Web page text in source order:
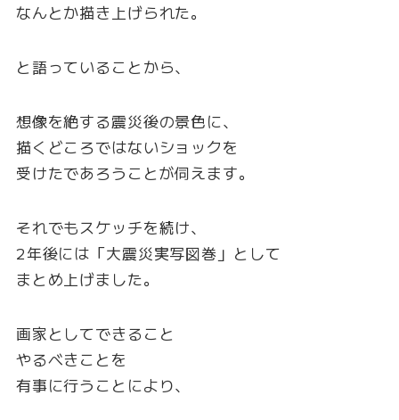
なんとか描き上げられた。
と語っていることから、
想像を絶する震災後の景色に、
描くどころではないショックを
受けたであろうことが伺えます。
それでもスケッチを続け、
2年後には「大震災実写図巻」として
まとめ上げました。
画家としてできること
やるべきことを
有事に行うことにより、